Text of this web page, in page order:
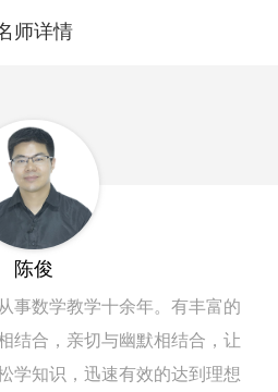
师详情
陈俊
事数学教学十余年。有丰富的
结合，亲切与幽默相结合，让
学知识，迅速有效的达到理想